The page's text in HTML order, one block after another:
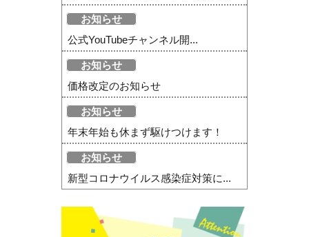
お知らせ
公式YouTubeチャンネル開...
お知らせ
価格改定のお知らせ
お知らせ
年末年始も休まず駆けつけます！
お知らせ
新型コロナウイルス感染症対策に...